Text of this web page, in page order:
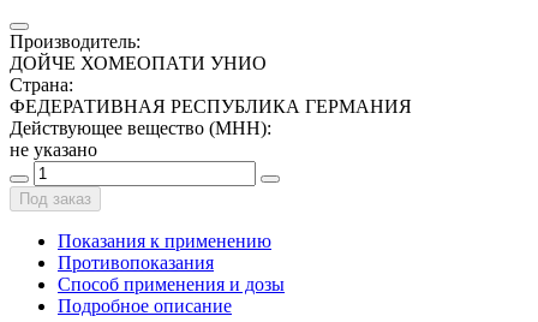
Производитель:
ДОЙЧЕ ХОМЕОПАТИ УНИО
Страна:
ФЕДЕРАТИВНАЯ РЕСПУБЛИКА ГЕРМАНИЯ
Действующее вещество (МНН):
не указано
Под заказ
Показания к применению
Противопоказания
Способ применения и дозы
Подробное описание